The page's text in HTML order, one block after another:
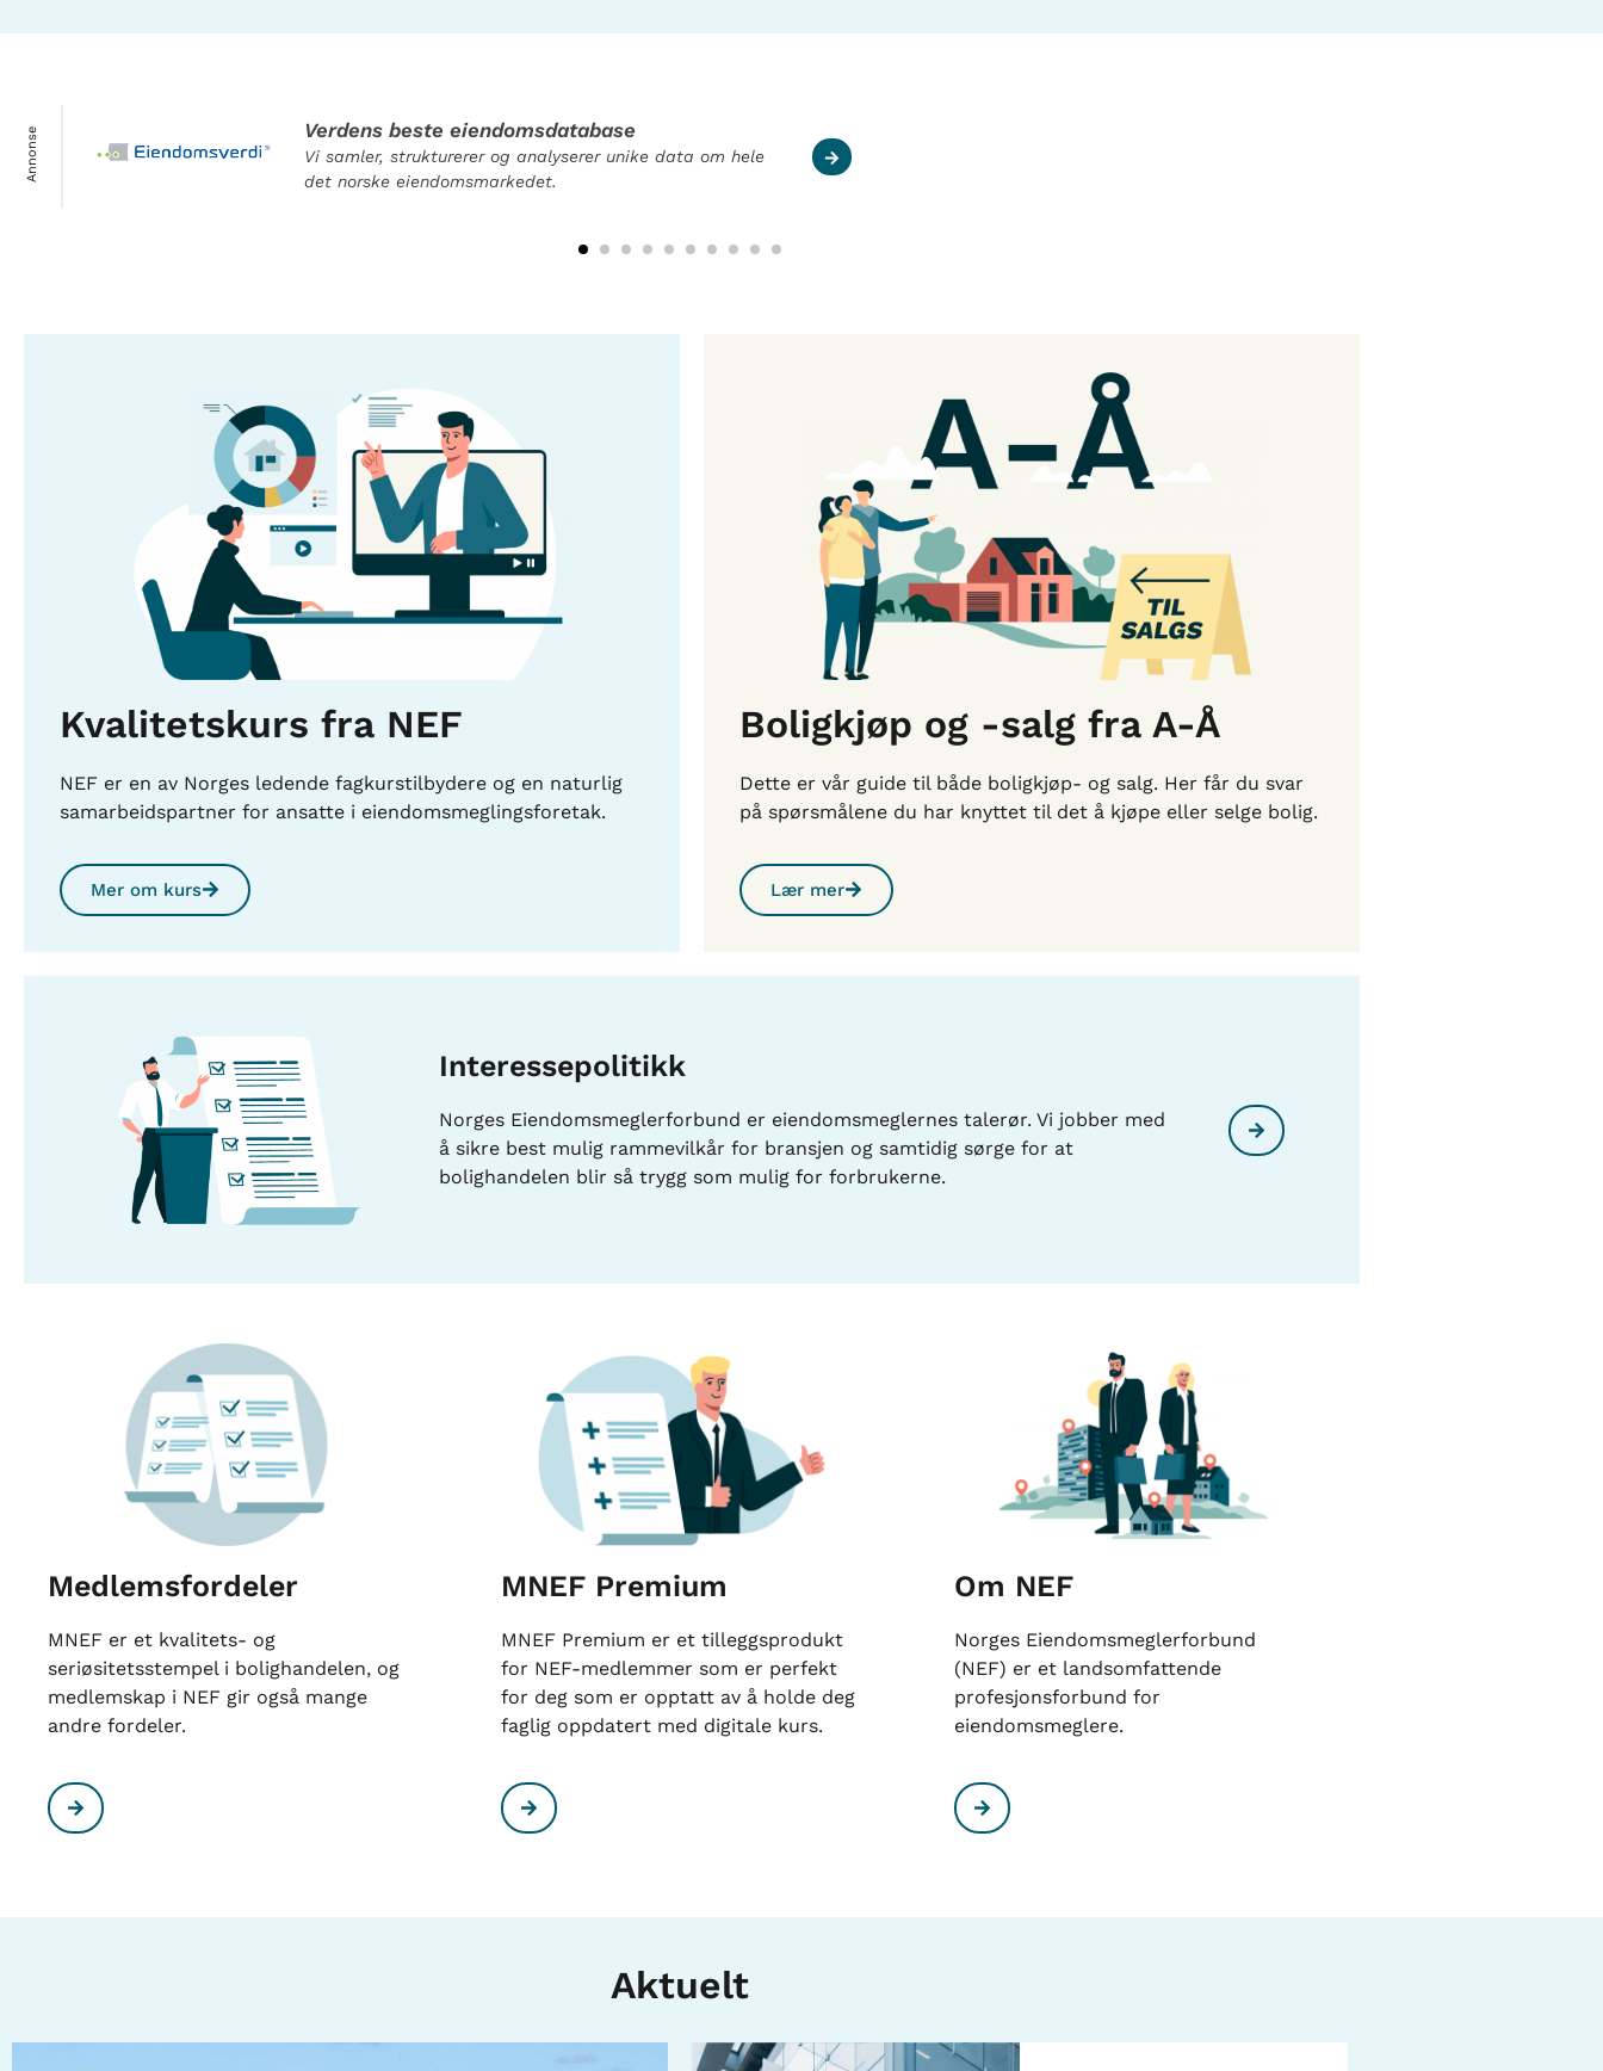
Annonse Verdens beste eiendomsdatabase
Vi samler, strukturerer og analyserer unike data om hele
det norske eiendomsmarkedet.
Kvalitetskurs fra NEF
NEF er en av Norges ledende fagkurstilbydere og en naturlig
samarbeidspartner for ansatte i eiendomsmeglingsforetak.
Mer om kurs
Boligkjøp og -salg fra A-Å
Dette er vår guide til både boligkjøp- og salg. Her får du svar
på spørsmålene du har knyttet til det å kjøpe eller selge bolig.
Lær mer
Interessepolitikk
Norges Eiendomsmeglerforbund er eiendomsmeglernes talerør. Vi jobber med
å sikre best mulig rammevilkår for bransjen og samtidig sørge for at
bolighandelen blir så trygg som mulig for forbrukerne.
Medlemsfordeler
MNEF er et kvalitets- og
seriøsitetsstempel i bolighandelen, og
medlemskap i NEF gir også mange
andre fordeler.
MNEF Premium
MNEF Premium er et tilleggsprodukt
for NEF-medlemmer som er perfekt
for deg som er opptatt av å holde deg
faglig oppdatert med digitale kurs.
Om NEF
Norges Eiendomsmeglerforbund
(NEF) er et landsomfattende
profesjonsforbund for
eiendomsmeglere.
Aktuelt